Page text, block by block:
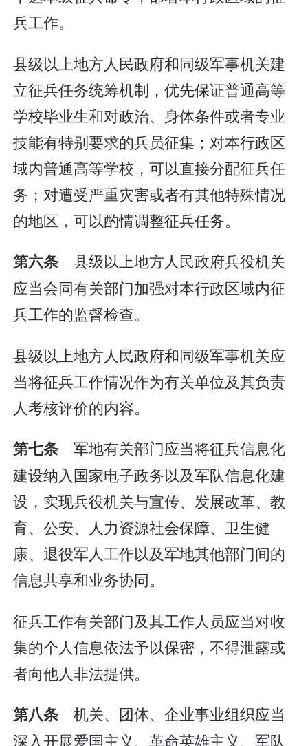
兵工作。
县级以上地方人民政府和同级军事机关建
立征兵任务统筹机制，优先保证普通高等
学校毕业生和对政治、身体条件或者专业
技能有特别要求的兵员征集；对本行政区
域内普通高等学校，可以直接分配征兵任
务；对遭受严重灾害或者有其他特殊情况
的地区，可以酌情调整征兵任务。
第六条 县级以上地方人民政府兵役机关
应当会同有关部门加强对本行政区域内征
兵工作的监督检查。
县级以上地方人民政府和同级军事机关应
当将征兵工作情况作为有关单位及其负责
人考核评价的内容。
第七条 军地有关部门应当将征兵信息化
建设纳入国家电子政务以及军队信息化建
设，实现兵役机关与宣传、发展改革、教
育、公安、人力资源社会保障、卫生健
康、退役军人工作以及军地其他部门间的
信息共享和业务协同。
征兵工作有关部门及其工作人员应当对收
集的个人信息依法予以保密，不得泄露或
者向他人非法提供。
第八条 机关、团体、企业事业组织应当
深入开展爱国主义、革命英雄主义、军队